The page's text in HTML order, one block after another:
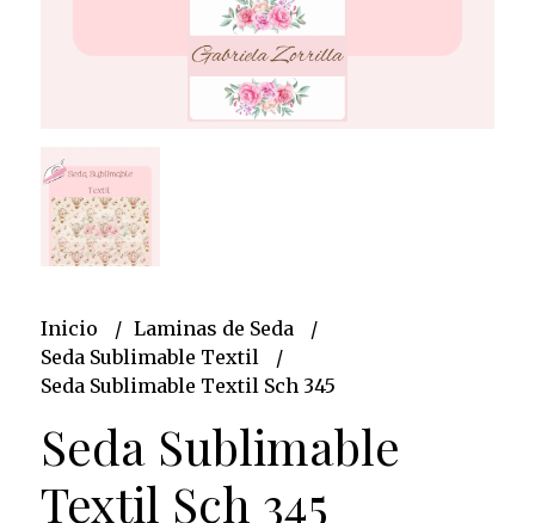
Inicio
Laminas de Seda
Seda Sublimable Textil
Seda Sublimable Textil Sch 345
Seda Sublimable
Textil Sch 345